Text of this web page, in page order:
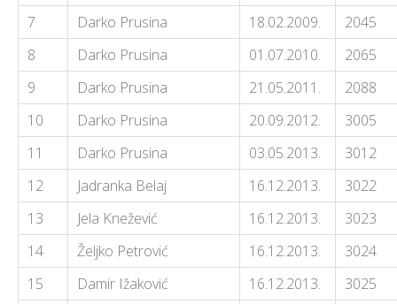
7
Darko Prusina 18.02.2009.
2045
8
Darko Prusina 01.07.2010.
2065
9
Darko Prusina 21.05.2011.
2088
10
Darko Prusina 20.09.2012.
3005
11
Darko Prusina 03.05.2013.
3012
12
Jadranka Belaj 16.12.2013.
3022
13
Jela Knežević 16.12.2013.
3023
14
Željko Petrović 16.12.2013.
3024
15
Damir Ižaković 16.12.2013.
3025